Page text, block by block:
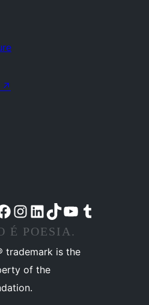
↗
Mastodon
conta do Threads
nossa página do Facebook
Acessar nossa conta do Instagram
Acessar nossa conta do LinkedIn
Acessar nossa conta do TikTok
Acessar nosso canal do YouTube
Acessar nossa conta no Tumblr
É POESIA.
trademark is the
of the